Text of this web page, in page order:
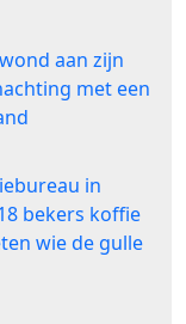
aan zijn
met een
in
bekers koffie
wie de gulle